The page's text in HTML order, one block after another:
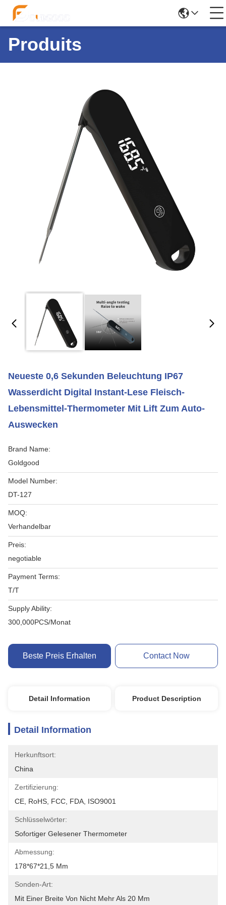
Produits
Neueste 0,6 Sekunden Beleuchtung IP67
Wasserdicht Digital Instant-Lese Fleisch-
Lebensmittel-Thermometer Mit Lift Zum Auto-
Auswecken
Brand Name:
Goldgood
Model Number:
DT-127
MOQ:
Verhandelbar
Preis:
negotiable
Payment Terms:
T/T
Supply Ability:
300,000PCS/Monat
Beste Preis Erhalten Contact Now
Detail Information Product Description
Detail Information
Herkunftsort:
China
Zertifizierung:
CE, RoHS, FCC, FDA, ISO9001
Schlüsselwörter:
Sofortiger Gelesener Thermometer
Abmessung:
178*67*21,5 Mm
Sonden-Art:
Mit Einer Breite Von Nicht Mehr Als 20 Mm